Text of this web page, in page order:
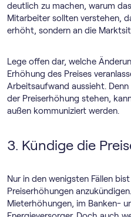
deutlich zu machen, warum
Mitarbeiter sollten verstehen,
erhöht, sondern an die
Lege offen dar, welche
Erhöhung des Preises
Arbeitsaufwand aussieht.
der Preiserhöhung stehen,
außen kommuniziert werden.
3. Kündige die
Nur in den wenigsten Fällen
Preiserhöhungen
Mieterhöhungen, im Banken-